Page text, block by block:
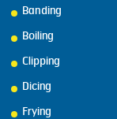
Banding
Boiling
Clipping
Dicing
Frying